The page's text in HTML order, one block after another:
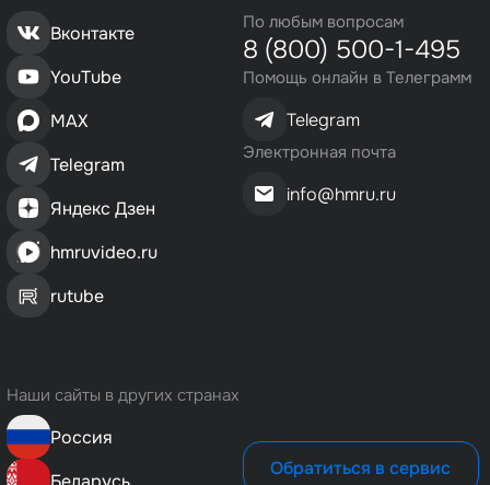
Вконтакте
YouTube
MAX
Telegram
Яндекс Дзен
hmruvideo.ru
rutube
Наши сайты в других странах
Россия
По любым вопросам
8 (800) 500-1-495
Помощь онлайн в Телеграмм
Telegram
Электронная почта
info@hmru.ru
Обратиться в сервис